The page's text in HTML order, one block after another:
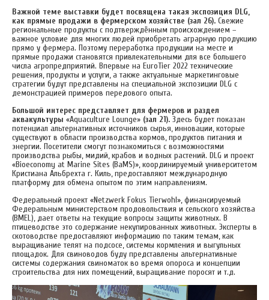
Важной теме выставки будет посвящена такая экспозиция DLG,
как прямые продажи в фермерском хозяйстве (зал 26). Свежие
региональные продукты с подтверждённым происхождением –
важное условие для многих людей приобретать аграрную продукцию
прямо у фермера. Поэтому переработка продукции на месте и
прямые продажи становятся привлекательными для все большего
числа агропредприятий. Впервые на EuroTier 2022 технические
решения, продукты и услуги, а также актуальные маркетинговые
стратегии будут представлены на специальной экспозиции DLG с
демонстрацией примеров передового опыта.
Большой интерес представляет для фермеров и раздел
аквакультуры «Aquaculture Lounge» (зал 21). Здесь будет показан
потенциал альтернативных источников сырья, инновации, которые
существуют в области производства кормов, продуктов питания и
энергии. Посетители смогут познакомиться с возможностями
производства рыбы, мидий, крабов и водных растений. DLG и проект
«Bioeconomy at Marine Sites (BaMS)», координируемый университетом
Кристиана Альбрехта г. Киль, предоставляют международную
платформу для обмена опытом по этим направлениям.
Федеральный проект «Netzwerk Fokus Tierwohl», финансируемый
Федеральным министерством продовольствия и сельского хозяйства
(BMEL), дает ответы на текущие вопросы защиты животных. В
птицеводстве это содержание некупированных животных. Эксперты в
скотоводстве предоставляют информацию по таким темам, как
выращивание телят на подсосе, системы кормления и выгульных
площадок. Для свиноводов буду представлены альтернативные
системы содержания свиноматок во время опороса и концепции
строительства для них помещений, выращивание поросят и т.д.